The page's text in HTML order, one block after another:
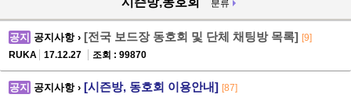
분류
공지 공지사항 › [전국 보드장 동호회 및 단체 채팅방 목록] [9]
RUKA
17.12.27 조회 : 99870
공지 공지사항 › [시즌방, 동호회 이용안내] [87]